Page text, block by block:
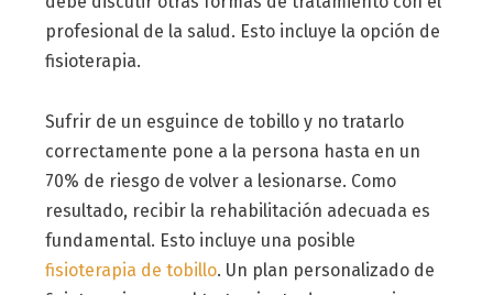
profesional de la salud. Esto incluye la opción de
fisioterapia.
Sufrir de un esguince de tobillo y no tratarlo
correctamente pone a la persona hasta en un
70% de riesgo de volver a lesionarse. Como
resultado, recibir la rehabilitación adecuada es
fundamental. Esto incluye una posible
fisioterapia de tobillo. Un plan personalizado de